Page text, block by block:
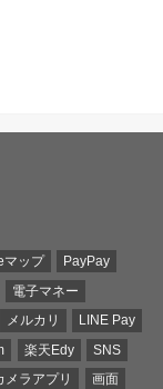
マップ
PayPay
電子マネー
メルカリ
LINE Pay
楽天Edy
SNS
メラアプリ
画面